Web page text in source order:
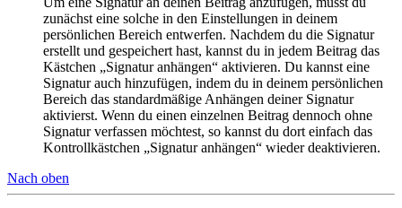
zunächst eine solche in den Einstellungen in deinem
persönlichen Bereich entwerfen. Nachdem du die Signatur
erstellt und gespeichert hast, kannst du in jedem Beitrag das
Kästchen „Signatur anhängen“ aktivieren. Du kannst eine
Signatur auch hinzufügen, indem du in deinem persönlichen
Bereich das standardmäßige Anhängen deiner Signatur
aktivierst. Wenn du einen einzelnen Beitrag dennoch ohne
Signatur verfassen möchtest, so kannst du dort einfach das
Kontrollkästchen „Signatur anhängen“ wieder deaktivieren.
Nach oben